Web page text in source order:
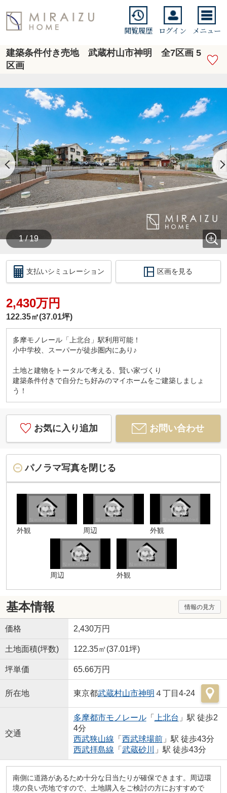
閲覧履歴 ログイン メニュー
建築条件付き売地 武蔵村山市神明 全7区画 5
区画
1 / 19
支払いシミュレーション 区画を見る
2,430万円
122.35㎡(37.01坪)
多摩モノレール「上北台」駅利用可能！
小中学校、スーパーが徒歩圏内にあり♪
土地と建物をトータルで考える、賢い家づくり
建築条件付きで自分たち好みのマイホームをご建築しましょ
う！
お気に入り追加 お問い合わせ
パノラマ写真を閉じる
外観 周辺 外観
周辺 外観
基本情報 情報の見方
価格 2,430万円
土地面積(坪数) 122.35㎡(37.01坪)
坪単価 65.66万円
所在地 東京都武蔵村山市神明 ４丁目4-24
交通
多摩都市モノレール「 上北台 」駅 徒歩2
4分
西武狭山線 「 西武球場前」駅 徒歩43分
西武拝島線 「 武蔵砂川 」駅 徒歩43分
南側に道路があるため十分な日当たりが確保できます。周辺環
境の良い売地ですので、土地購入をご検討の方におすすめで